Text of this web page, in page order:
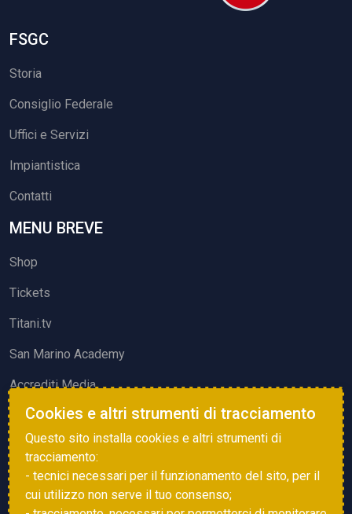
FSGC
Storia
Consiglio Federale
Uffici e Servizi
Impiantistica
Contatti
MENU BREVE
Shop
Tickets
Titani.tv
San Marino Academy
Accrediti Media
ATTIVITÀ ED EVENTI
Squadre di Calcio
Associazione Sammarinese Arbitri
Cookies e altri strumenti di tracciamento
Questo sito installa cookies e altri strumenti di
tracciamento:
- tecnici necessari per il funzionamento del sito, per il
cui utilizzo non serve il tuo consenso;